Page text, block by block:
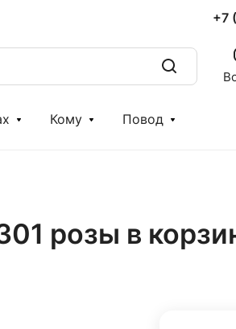
+7
Кому Повод
розы в